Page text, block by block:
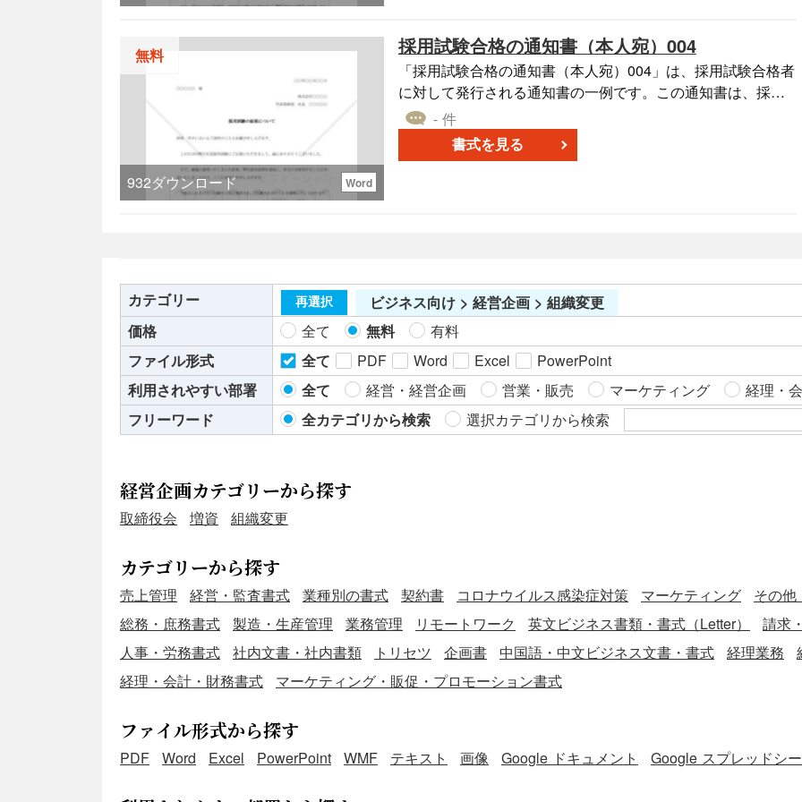
無料
932ダウンロード Word
採用試験合格の通知書（本人宛）004
「採用試験合格の通知書（本人宛）004」は、採用試験合格者
に対して発行される通知書の一例です。この通知書は、採用
試験の成績が合格であることを個別に本人に通知するための
フォーマットとして使用できます。この通知書は、採用プロ
セスの重要な一部であり、候補者に対して採用が確定的であ
- 件
書式を見る
カテゴリー 再選択
ビジネス向け > 経営企画 > 組織変更
価格
全て 無料
有料
ファイル形式
全て PDF Word Excel
PowerPoint
利用されやすい部署
全て 経営・経営企画 営業・販売 マーケティング
経理・
フリーワード
全カテゴリから検索 選択カテゴリから検索
経営企画カテゴリーから探す
取締役会 増資 組織変更
カテゴリーから探す
売上管理 経営・監査書式 業種別の書式 契約書 コロナウイルス感染症対策 マーケティング その他
総務・庶務書式
製造・生産管理 業務管理 リモートワーク 英文ビジネス書類・書式（Letter） 請求
人事・労務書式
社内文書・社内書類 トリセツ 企画書 中国語・中文ビジネス文書・書式 経理業務
経理・会計・財務書式
マーケティング・販促・プロモーション書式
ファイル形式から探す
PDF Word Excel PowerPoint WMF テキスト 画像 Google ドキュメント Google スプレッドシ